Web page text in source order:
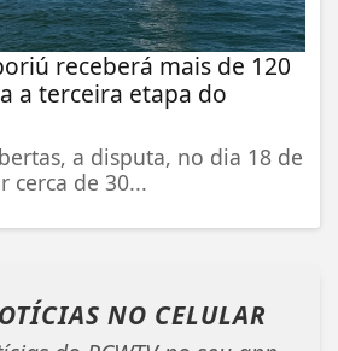
receberá mais de 120
a terceira etapa do
a disputa, no dia 18 de
cerca de 30...
NO CELULAR